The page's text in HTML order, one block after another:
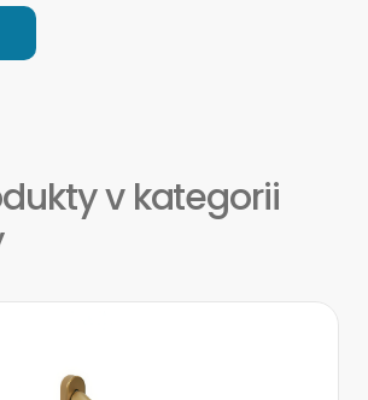
v kategorii